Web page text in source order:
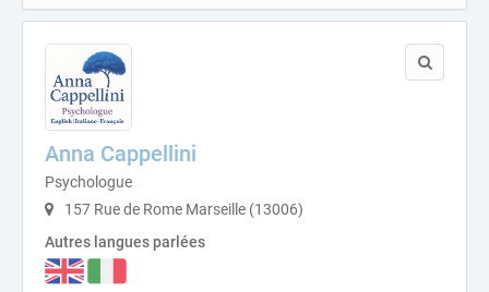
Anna Cappellini
Psychologue
157 Rue de Rome Marseille (13006)
Autres langues parlées